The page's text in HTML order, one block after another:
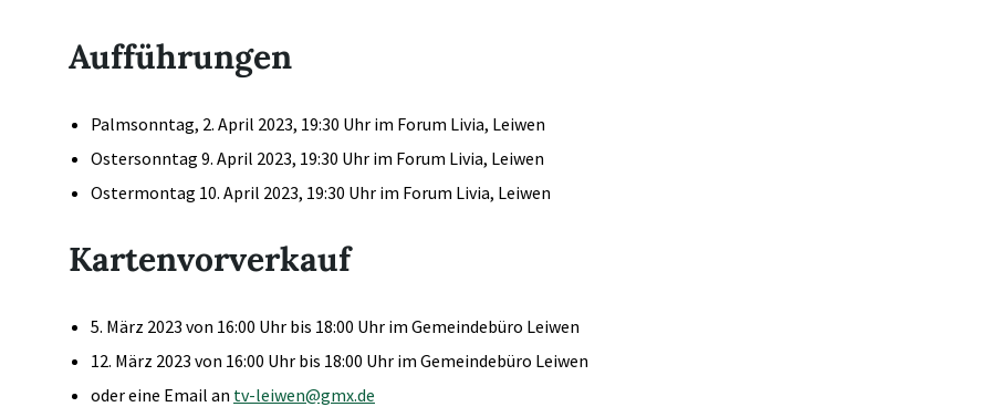
Aufführungen
Palmsonntag, 2. April 2023, 19:30 Uhr im Forum Livia, Leiwen
Ostersonntag 9. April 2023, 19:30 Uhr im Forum Livia, Leiwen
Ostermontag 10. April 2023, 19:30 Uhr im Forum Livia, Leiwen
Kartenvorverkauf
5. März 2023 von 16:00 Uhr bis 18:00 Uhr im Gemeindebüro Leiwen
12. März 2023 von 16:00 Uhr bis 18:00 Uhr im Gemeindebüro Leiwen
oder eine Email an tv-leiwen@gmx.de